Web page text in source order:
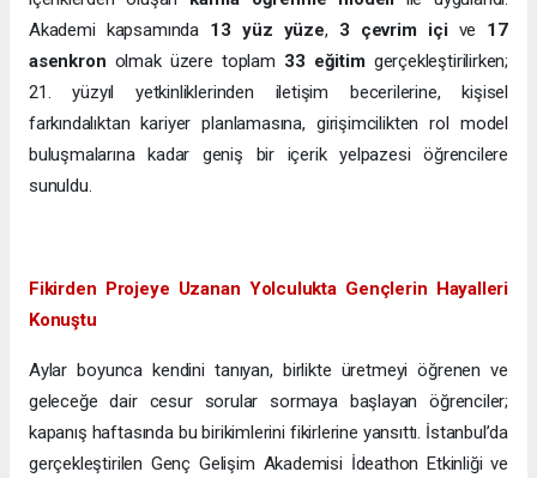
Akademi kapsamında 13 yüz yüze, 3 çevrim içive 17
asenkron olmak üzere toplam 33 eğitimgerçekleştirilirken;
21. yüzyıl yetkinliklerinden iletişim becerilerine, kişisel
farkındalıktan kariyer planlamasına, girişimcilikten rol model
buluşmalarına kadar geniş bir içerik yelpazesi öğrencilere
sunuldu.
Fikirden Projeye Uzanan Yolculukta Gençlerin Hayalleri
Konuştu
Aylar boyunca kendini tanıyan, birlikte üretmeyi öğrenen ve
geleceğe dair cesur sorular sormaya başlayan öğrenciler;
kapanış haftasında bu birikimlerini fikirlerine yansıttı. İstanbul’da
gerçekleştirilen Genç Gelişim Akademisi İdeathon Etkinliği ve